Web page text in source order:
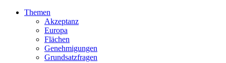
Themen
Akzeptanz
Europa
Flächen
Genehmigungen
Grundsatzfragen